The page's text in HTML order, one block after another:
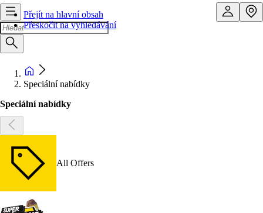
Přejít na hlavní obsah
Přeskočit na vyhledávání
Speciální nabídky
Speciální nabídky
All Offers